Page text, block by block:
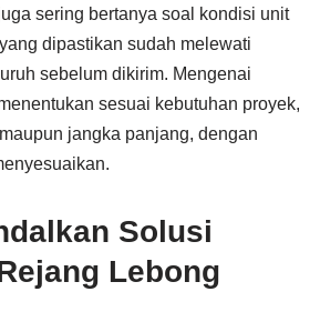
sering bertanya soal kondisi unit
dipastikan sudah melewati
sebelum dikirim. Mengenai
sesuai kebutuhan proyek,
jangka panjang, dengan
Solusi
Lebong